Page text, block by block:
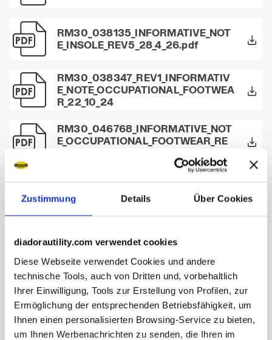
Zustimmung Details Über Cookies
diadorautility.com verwendet cookies
Diese Webseite verwendet Cookies und andere
technische Tools, auch von Dritten und, vorbehaltlich
Ihrer Einwilligung, Tools zur Erstellung von Profilen, zur
Ermöglichung der entsprechenden Betriebsfähigkeit, um
Ihnen einen personalisierten Browsing-Service zu bieten,
um Ihnen Werbenachrichten zu senden, die Ihren im
RM30_038135_INFORMATIVE_NOT
E_INSOLE_REV5_28_4_26.pdf
RM30_038347_REV1_INFORMATIV
E_NOTE_OCCUPATIONAL_FOOTWEA
R_22_10_24
RM30_046768_INFORMATIVE_NOT
E_OCCUPATIONAL_FOOTWEAR_RE
E_FOOTWEAR_REV1_08_07_2026
103.180818 - PT SCUDETTO (Diador
a)
103.180819 - PT AZZURRI HS (Diad
ora)